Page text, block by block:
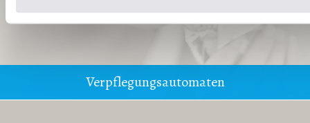
Verpflegungsautomaten